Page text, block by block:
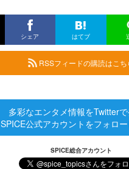
シェア はてブ
RSSフィードの購読はこち
多彩なエンタメ情報をTwitter
SPICE公式アカウントをフォロー
SPICE総合アカウント